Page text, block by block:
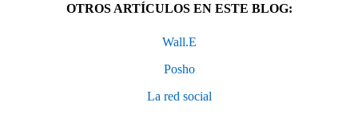
OTROS ARTÍCULOS EN ESTE BLOG:
Wall.E
Posho
La red social